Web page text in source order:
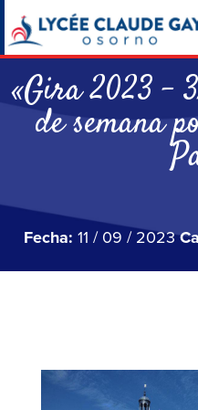
«Gira 2023 –
de semana
Fecha: 11 / 09 / 2023